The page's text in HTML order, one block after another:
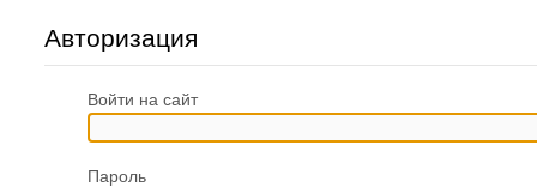
Авторизация
Войти на сайт
Пароль